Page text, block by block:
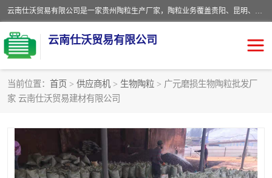
云南仕沃贸易有限公司是一家贵州陶粒生产厂家，陶粒业务覆盖贵阳、昆明、四川、云南、重庆等区域。批发贵阳陶粒、昆明陶粒、四川陶粒、云南陶粒、重庆陶粒，服务热线：*。仕沃贸易建材致力于建筑产业化、绿色建筑体系、产品和系统应用解决方案的企业。研发生产、销售和推广绿色建筑体系、建筑产业化体系的各种环保建筑产品。
云南仕沃贸易有限公司
当前位置： 首页 > 供应商机 > 生物陶粒 > 广元磨损生物陶粒批发厂
家 云南仕沃贸易建材有限公司
陶粒
园林绿化陶粒 生物陶粒
陶粒砂 粘土陶粒